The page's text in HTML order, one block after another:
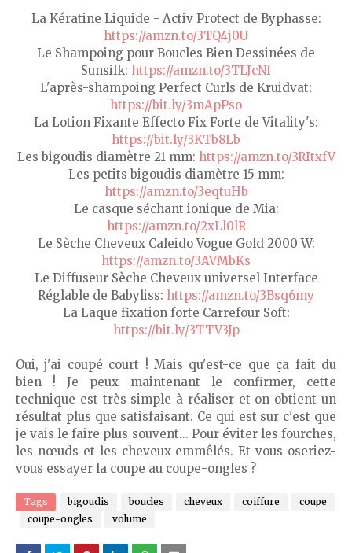
La Kératine Liquide - Activ Protect de Byphasse:
https://amzn.to/3TQ4j0U
Le Shampoing pour Boucles Bien Dessinées de
Sunsilk: https://amzn.to/3TLJcNf
L'après-shampoing Perfect Curls de Kruidvat:
https://bit.ly/3mApPso
La Lotion Fixante Effecto Fix Forte de Vitality's:
https://bit.ly/3KTb8Lb
Les bigoudis diamètre 21 mm: https://amzn.to/3RItxfV
Les petits bigoudis diamètre 15 mm:
https://amzn.to/3eqtuHb
Le casque séchant ionique de Mia:
https://amzn.to/2xLl0lR
Le Sèche Cheveux Caleido Vogue Gold 2000 W:
https://amzn.to/3AVMbKs
Le Diffuseur Sèche Cheveux universel Interface
Réglable de Babyliss: https://amzn.to/3Bsq6my
La Laque fixation forte Carrefour Soft:
https://bit.ly/3TTV3Jp
Oui, j'ai coupé court ! Mais qu'est-ce que ça fait du
bien ! Je peux maintenant le confirmer, cette
technique est très simple à réaliser et on obtient un
résultat plus que satisfaisant. Ce qui est sur c'est que
je vais le faire plus souvent... Pour éviter les fourches,
les nœuds et les cheveux emmêlés. Et vous oseriez-
vous essayer la coupe au coupe-ongles ?
Tags bigoudis boucles cheveux coiffure
coupe
coupe-ongles
volume